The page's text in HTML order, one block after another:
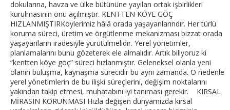
dokularına, havza ve ülke bütününe yayılan ortak işbirlikleri
kurulmasının önü açılmıştır. KENTTEN KÖYE GÖÇ
HIZLANMIŞTIRKöylerimiz hâlâ orada yaşayanlarındır. Her türlü
koruma süreci, üretim ve örgütlenme mekanizması bizzat orada
yaşayanların iradesiyle yürütülmelidir. Yerel yönetimler,
planlamalarını bunu gözeterek ele almalıdır. Artık biliyoruz ki
“kentten köye göç” süreci hızlanmıştır. Geleneksel olanla yeni
olanın buluşma, kaynaşma sürecidir bu aynı zamanda. O nedenle
yerel yönetimlerin de bu ilişki süreçlerini, değişim noktalarını
yakından takip etmesi, muhatabını iyi tanıması gerekir. KIRSAL
MİRASIN KORUNMASI Hızla değişen dünyamızda kırsal